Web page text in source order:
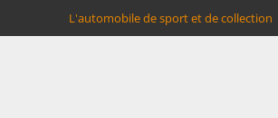
L'automobile de sport et de collection